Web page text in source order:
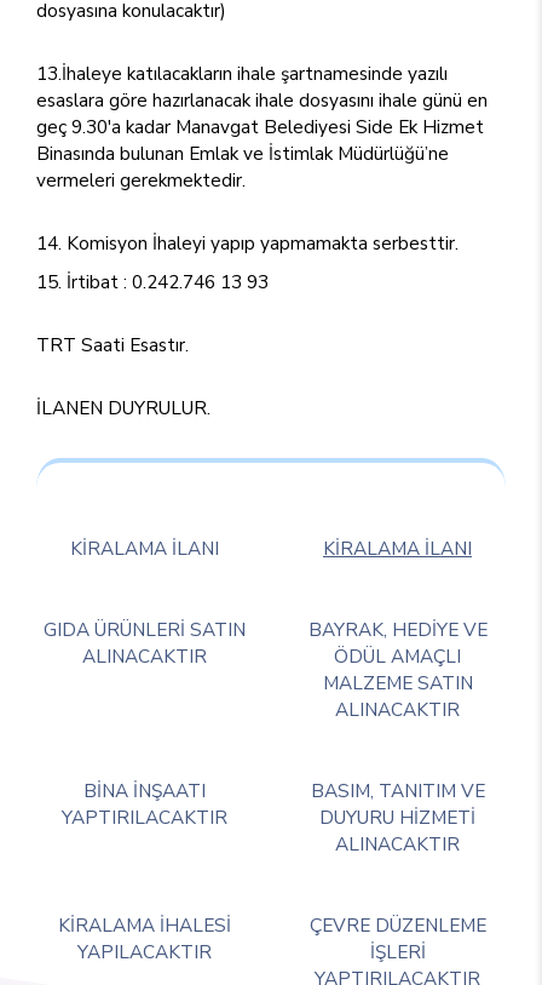
dosyasına konulacaktır)
13.İhaleye katılacakların ihale şartnamesinde yazılı
esaslara göre hazırlanacak ihale dosyasını ihale günü en
geç 9.30'a kadar Manavgat Belediyesi Side Ek Hizmet
Binasında bulunan Emlak ve İstimlak Müdürlüğü’ne
vermeleri gerekmektedir.
Komisyon İhaleyi yapıp yapmamakta serbesttir.
İrtibat : 0.242.746 13 93
TRT Saati Esastır.
İLANEN DUYRULUR.
KİRALAMA İLANI KİRALAMA İLANI
GIDA ÜRÜNLERİ SATIN
ALINACAKTIR
BAYRAK, HEDİYE VE
ÖDÜL AMAÇLI
MALZEME SATIN
ALINACAKTIR
BİNA İNŞAATI
YAPTIRILACAKTIR
BASIM, TANITIM VE
DUYURU HİZMETİ
ALINACAKTIR
KİRALAMA İHALESİ
YAPILACAKTIR
ÇEVRE DÜZENLEME
İŞLERİ
YAPTIRILACAKTIR